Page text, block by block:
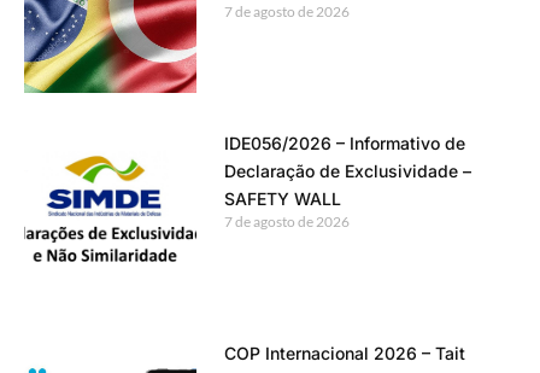
7 de agosto de 2026
IDE056/2026 – Informativo de
Declaração de Exclusividade –
SAFETY WALL
7 de agosto de 2026
COP Internacional 2026 – Tait